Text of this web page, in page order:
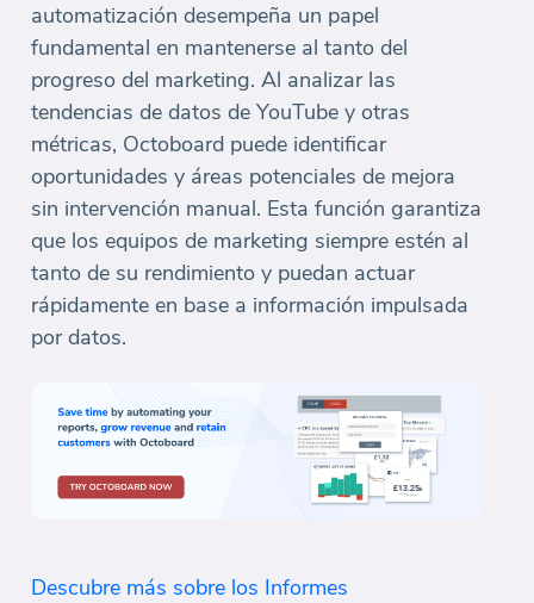
automatización desempeña un papel
fundamental en mantenerse al tanto del
progreso del marketing. Al analizar las
tendencias de datos de YouTube y otras
métricas, Octoboard puede identificar
oportunidades y áreas potenciales de mejora
sin intervención manual. Esta función garantiza
que los equipos de marketing siempre estén al
tanto de su rendimiento y puedan actuar
rápidamente en base a información impulsada
por datos.
Descubre más sobre los Informes